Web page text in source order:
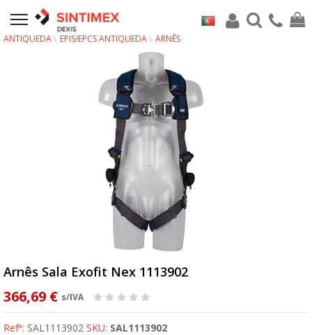
ANTIQUEDA EPIS/EPCS ANTIQUEDA ARNÊS
Arnês Sala Exofit Nex 1113902
366,69 € s/IVA
Refª: SAL1113902 SKU: SAL1113902